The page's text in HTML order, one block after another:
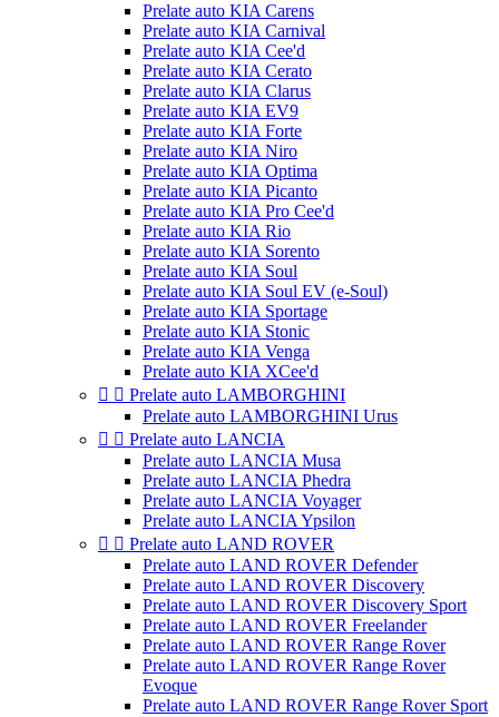
Prelate auto KIA Carens
Prelate auto KIA Carnival
Prelate auto KIA Cee'd
Prelate auto KIA Cerato
Prelate auto KIA Clarus
Prelate auto KIA EV9
Prelate auto KIA Forte
Prelate auto KIA Niro
Prelate auto KIA Optima
Prelate auto KIA Picanto
Prelate auto KIA Pro Cee'd
Prelate auto KIA Rio
Prelate auto KIA Sorento
Prelate auto KIA Soul
Prelate auto KIA Soul EV (e-Soul)
Prelate auto KIA Sportage
Prelate auto KIA Stonic
Prelate auto KIA Venga
Prelate auto KIA XCee'd
  Prelate auto LAMBORGHINI
Prelate auto LAMBORGHINI Urus
  Prelate auto LANCIA
Prelate auto LANCIA Musa
Prelate auto LANCIA Phedra
Prelate auto LANCIA Voyager
Prelate auto LANCIA Ypsilon
  Prelate auto LAND ROVER
Prelate auto LAND ROVER Defender
Prelate auto LAND ROVER Discovery
Prelate auto LAND ROVER Discovery Sport
Prelate auto LAND ROVER Freelander
Prelate auto LAND ROVER Range Rover
Prelate auto LAND ROVER Range Rover
Evoque
Prelate auto LAND ROVER Range Rover Sport